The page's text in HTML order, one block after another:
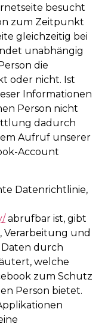
besucht
zum Zeitpunkt
gleichzeitig bei
unabhängig
die
oder nicht. Ist
Informationen
Person nicht
dadurch
Aufruf unserer
Account
Datenrichtlinie,
abrufbar ist, gibt
Verarbeitung und
durch
welche
zum Schutz
Person bietet.